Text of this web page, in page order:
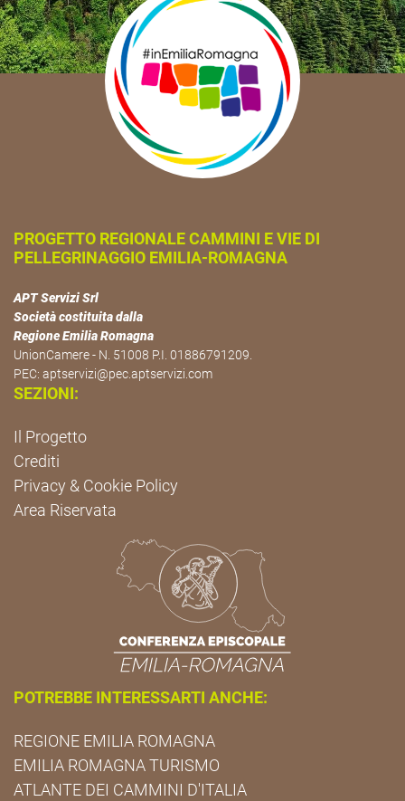
PROGETTO REGIONALE CAMMINI E VIE DI
PELLEGRINAGGIO EMILIA-ROMAGNA
APT Servizi Srl
Società costituita dalla
Regione Emilia Romagna
UnionCamere - N. 51008 P.I. 01886791209.
PEC: aptservizi@pec.aptservizi.com
SEZIONI:
Il Progetto
Crediti
Privacy & Cookie Policy
Area Riservata
POTREBBE INTERESSARTI ANCHE:
REGIONE EMILIA ROMAGNA
EMILIA ROMAGNA TURISMO
ATLANTE DEI CAMMINI D'ITALIA